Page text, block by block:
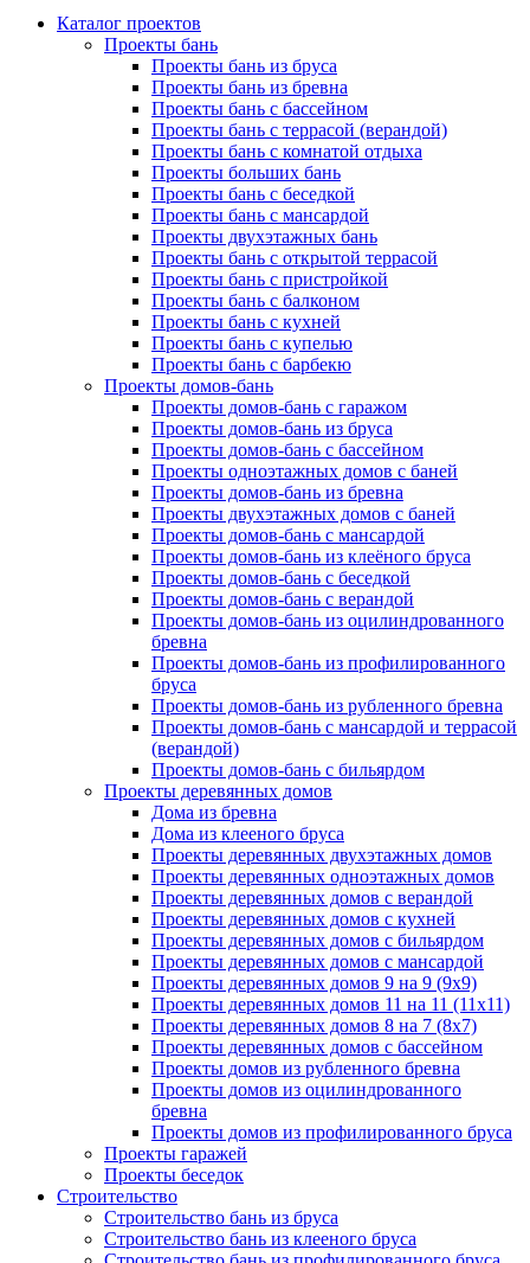
Каталог проектов
Проекты бань
Проекты бань из бруса
Проекты бань из бревна
Проекты бань с бассейном
Проекты бань с террасой (верандой)
Проекты бань с комнатой отдыха
Проекты больших бань
Проекты бань с беседкой
Проекты бань с мансардой
Проекты двухэтажных бань
Проекты бань с открытой террасой
Проекты бань с пристройкой
Проекты бань с балконом
Проекты бань с кухней
Проекты бань с купелью
Проекты бань с барбекю
Проекты домов-бань
Проекты домов-бань с гаражом
Проекты домов-бань из бруса
Проекты домов-бань с бассейном
Проекты одноэтажных домов с баней
Проекты домов-бань из бревна
Проекты двухэтажных домов с баней
Проекты домов-бань с мансардой
Проекты домов-бань из клеёного бруса
Проекты домов-бань с беседкой
Проекты домов-бань с верандой
Проекты домов-бань из оцилиндрованного
бревна
Проекты домов-бань из профилированного
бруса
Проекты домов-бань из рубленного бревна
Проекты домов-бань с мансардой и террасой
(верандой)
Проекты домов-бань с бильярдом
Проекты деревянных домов
Дома из бревна
Дома из клееного бруса
Проекты деревянных двухэтажных домов
Проекты деревянных одноэтажных домов
Проекты деревянных домов с верандой
Проекты деревянных домов с кухней
Проекты деревянных домов с бильярдом
Проекты деревянных домов с мансардой
Проекты деревянных домов 9 на 9 (9x9)
Проекты деревянных домов 11 на 11 (11x11)
Проекты деревянных домов 8 на 7 (8x7)
Проекты деревянных домов с бассейном
Проекты домов из рубленного бревна
Проекты домов из оцилиндрованного
бревна
Проекты домов из профилированного бруса
Проекты гаражей
Проекты беседок
Строительство
Строительство бань из бруса
Строительство бань из клееного бруса